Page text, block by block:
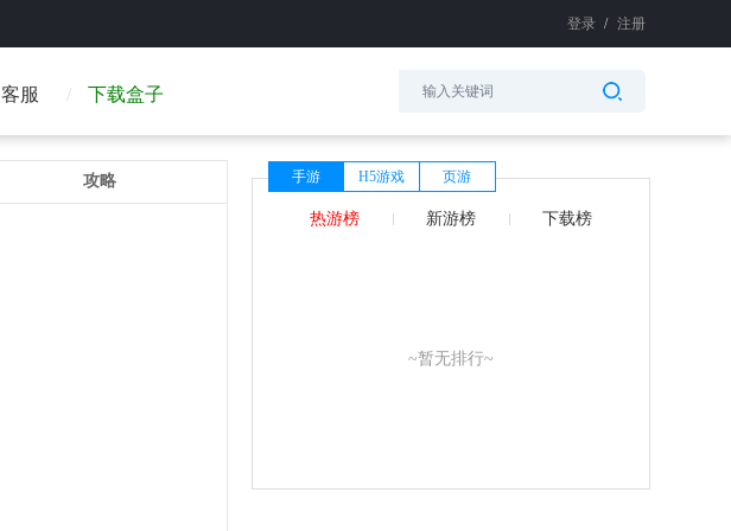
登录 / 注册
客服 下载盒子
攻略 手游 H5游戏 页游
热游榜 新游榜 下载榜
~暂无排行~